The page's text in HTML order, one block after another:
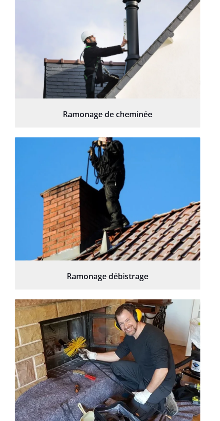
Ramonage de cheminée
Ramonage débistrage